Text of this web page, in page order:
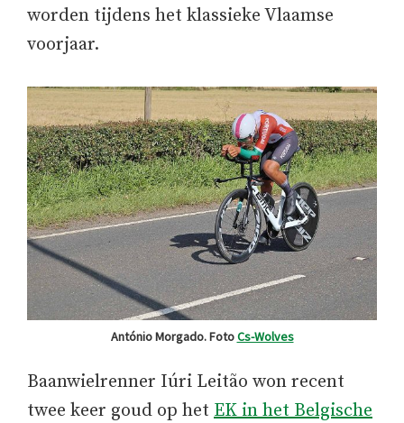
worden tijdens het klassieke Vlaamse
voorjaar.
António Morgado. FotoCs-Wolves
Baanwielrenner Iúri Leitão won recent
twee keer goud op het EK in het Belgische